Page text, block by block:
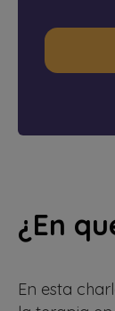
¿En
En esta